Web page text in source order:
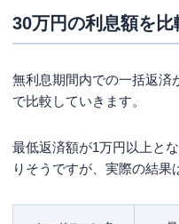
30万円の利息額を比
無利息期間内での一括返済
で比較していきます。
最低返済額が1万円以上と
りそうですが、実際の結果